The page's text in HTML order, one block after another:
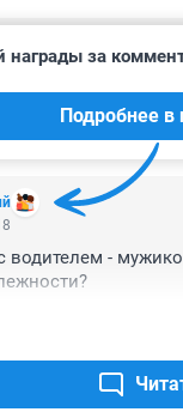
Муром-
большая часть
награды за
Подробнее в
водителем -